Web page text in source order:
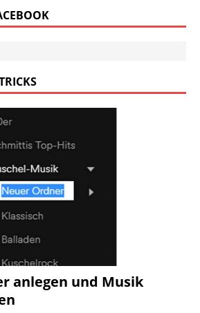
anlegen und Musik